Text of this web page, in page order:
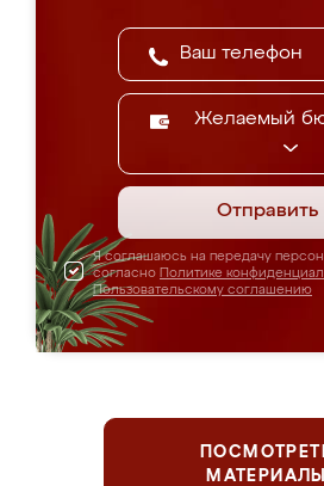
Желаемый
Отправить
Я соглашаюсь на передачу
согласно Политике
Пользовательскому соглашению
МАТЕРИАЛЫ